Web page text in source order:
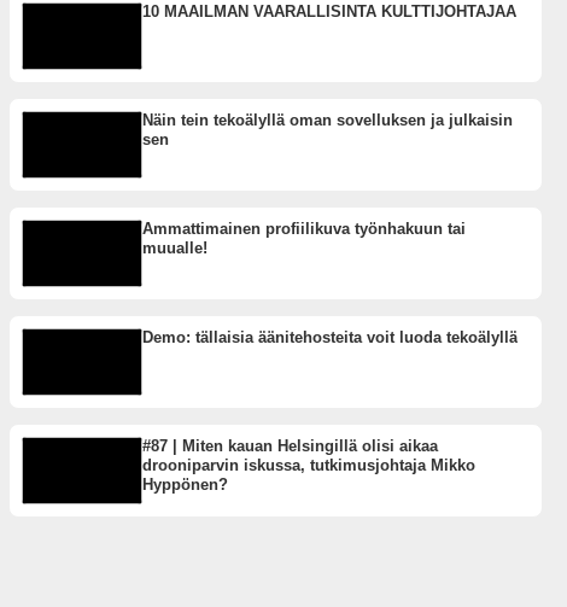
10 MAAILMAN VAARALLISINTA KULTTIJOHTAJAA
Näin tein tekoälyllä oman sovelluksen ja julkaisin
sen
Ammattimainen profiilikuva työnhakuun tai
muualle!
Demo: tällaisia äänitehosteita voit luoda tekoälyllä
#87 | Miten kauan Helsingillä olisi aikaa
drooniparvin iskussa, tutkimusjohtaja Mikko
Hyppönen?